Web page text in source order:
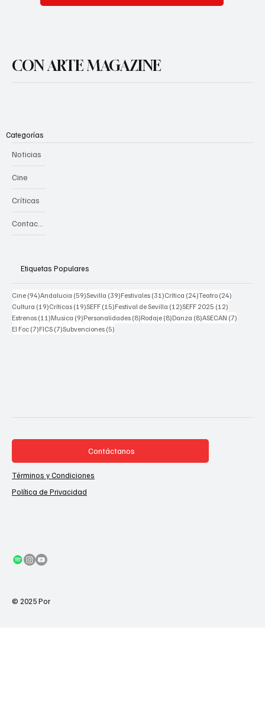
CON ARTE MAGAZINE
Categorías
Noticias
Cine
Críticas
Etiquetas Populares
Cine (94)94 posts
Andalucia (59)59 posts
Sevilla (39)39 posts
Festivales (31)31 posts
Crítica (24)24 posts
Teatro (24)
Cultura (19)19 posts
Críticas (19)19 posts
SEFF (15)15 posts
Festival de Sevilla (12)12 posts
SEFF 2025 (12)
Estrenos (11)11 posts
Musica (9)9 posts
Personalidades (8)8 posts
Rodaje (8)8 posts
Danza (8)8 posts
ASECAN (7)
El Foc (7)7 posts
FICS (7)7 posts
Subvenciones (5)
© 2025 Por
Contáctanos
Términos y Condiciones
Política de Privacidad